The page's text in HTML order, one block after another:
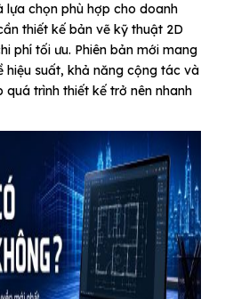
lựa chọn phù hợp cho doanh
thiết kế bản vẽ kỹ thuật 2D
phí tối ưu. Phiên bản mới mang
hiệu suất, khả năng cộng tác và
quá trình thiết kế trở nên nhanh